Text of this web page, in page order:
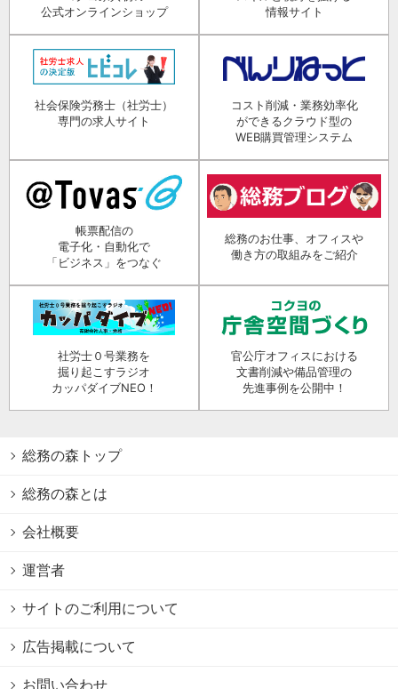
公式オンラインショップ
情報サイト
社会保険労務士（社労士）
専門の求人サイト
コスト削減・業務効率化
ができるクラウド型の
WEB購買管理システム
帳票配信の
電子化・自動化で
「ビジネス」をつなぐ
総務のお仕事、オフィスや
働き方の取組みをご紹介
社労士０号業務を
掘り起こすラジオ
カッパダイブNEO！
官公庁オフィスにおける
文書削減や備品管理の
先進事例を公開中！
総務の森トップ
総務の森とは
会社概要
運営者
サイトのご利用について
広告掲載について
お問い合わせ